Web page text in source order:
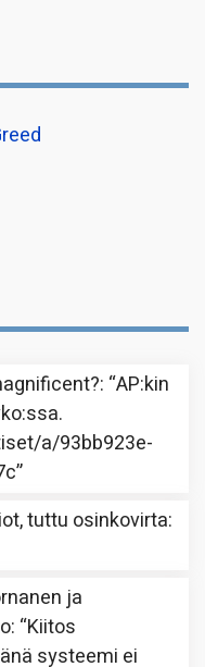
: “AP:kin
a/93bb923e-
”
tuttu osinkovirta:
ja
: “Kiitos
systeemi ei